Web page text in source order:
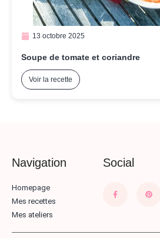
13 octobre 2025
Soupe de tomate et coriandre
Voir la recette
Navigation
Homepage
Mes recettes
Mes ateliers
Social